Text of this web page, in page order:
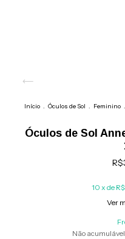
Início . Óculos de Sol . Feminino .
Óculos de Sol
10 x de
Ver
Não